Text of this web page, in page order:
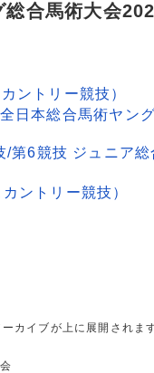
総合馬術大会
ントリー競技）
日本総合馬術ヤン
第6競技 ジュニア
ントリー競技）
イブが上に展開されま